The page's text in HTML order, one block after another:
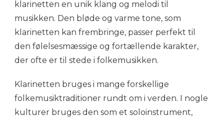
klarinetten en unik klang og melodi til
musikken. Den bløde og varme tone, som
klarinetten kan frembringe, passer perfekt til
den følelsesmæssige og fortællende karakter,
der ofte er til stede i folkemusikken.
Klarinetten bruges i mange forskellige
folkemusiktraditioner rundt om i verden. I nogle
kulturer bruges den som et soloinstrument,